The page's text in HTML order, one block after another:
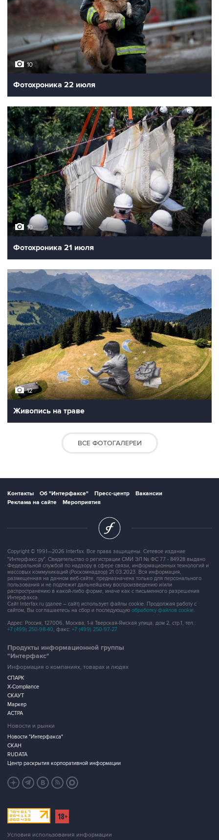
10
Фотохроника 22 июля
10
Фотохроника 21 июля
12
Живопись на траве
ВСЕ ФОТОГАЛЕРЕИ
Контакты Об "Интерфаксе" Пресс-центр
Вакансии
Реклама на сайте
Мероприятия
Copyright © 1991—2026 Interfax. Все права защищены. Сетевое издание
"Интерфакс.ру". Свидетельство о регистрации СМИ ЭЛ № ФС 77 - 84928 выдано
Федеральной службой по надзору в сфере связи, информационных технологий и
массовых коммуникаций (Роскомнадзор) 21.03.2023. Вся информация,
размещенная на данном веб-сайте, предназначена только для персонального
пользования и не подлежит дальнейшему воспроизведению и/или
распространению в какой-либо форме, иначе как с письменного разрешения
Интерфакса.
Сайт Interfax.ru (далее – сайт) использует файлы cookie. Продолжая работу с
сайтом, Вы соглашаетесь на сбор и последующую обработку файлов cookie.
Адрес: Россия, 127006, Москва, 1-я Тверская-Ямская улица, дом 2, стр.1, тел.:
+7 (499) 250-98-40, факс: +7 (499) 250-97-27
Продукты информационной группы
"Интерфакс"
Информация о компаниях, товарах и людях
СПАРК
X-Compliance
СКАУТ
Маркер
АСТРА
Новости и рынки
Новости "Интерфакса"
СКАН
RUDATA
Центр раскрытия корпоративной информации
Условия использования информации